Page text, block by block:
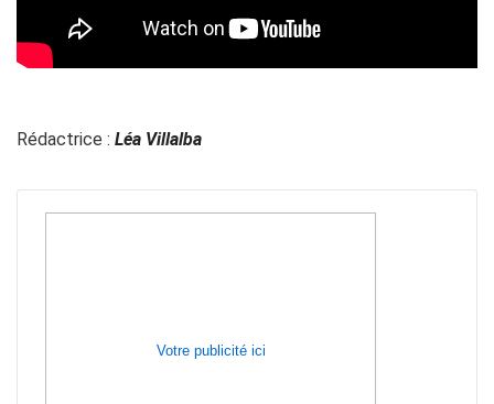
Rédactrice : Léa Villalba
Votre publicité ici